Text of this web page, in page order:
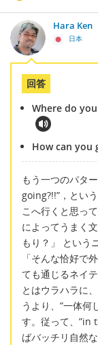
Hara Ken
日本
回答
Where do
How can you
もう一つのパタ
going?!!”，とい
こへ行くと思っ
によってうまく
もり？」 という
「そんな恰好で
ても通じるネイ
とはウラハラに
うより、”一体何
す。従って、”in
ばバッチリ自然